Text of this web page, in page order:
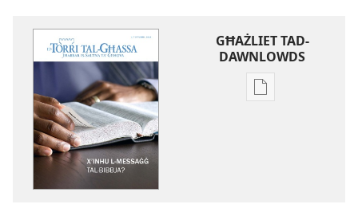
GĦAŻLIET TAD-
DAWNLOWDS
Għażliet